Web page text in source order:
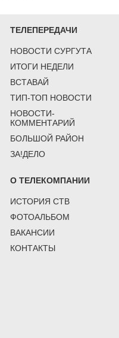
ТЕЛЕПЕРЕДАЧИ
НОВОСТИ СУРГУТА
ИТОГИ НЕДЕЛИ
ВСТАВАЙ
ТИП-ТОП НОВОСТИ
НОВОСТИ-
КОММЕНТАРИЙ
БОЛЬШОЙ РАЙОН
ЗА!ДЕЛО
О ТЕЛЕКОМПАНИИ
ИСТОРИЯ СТВ
ФОТОАЛЬБОМ
ВАКАНСИИ
КОНТАКТЫ